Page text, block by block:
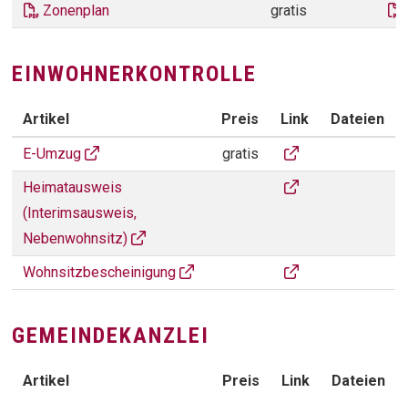
Zonenplan gratis
EINWOHNERKONTROLLE
EINWOHNERKONTROLLE
Artikel Preis Link
Dateien
E-Umzug
gratis
E-Umzug
Heimatausweis
(Interimsausweis,
Nebenwohnsitz)
Heimatausweis
Wohnsitzbescheinigung
GEMEINDEKANZLEI
Artikel Preis Link
Dateien